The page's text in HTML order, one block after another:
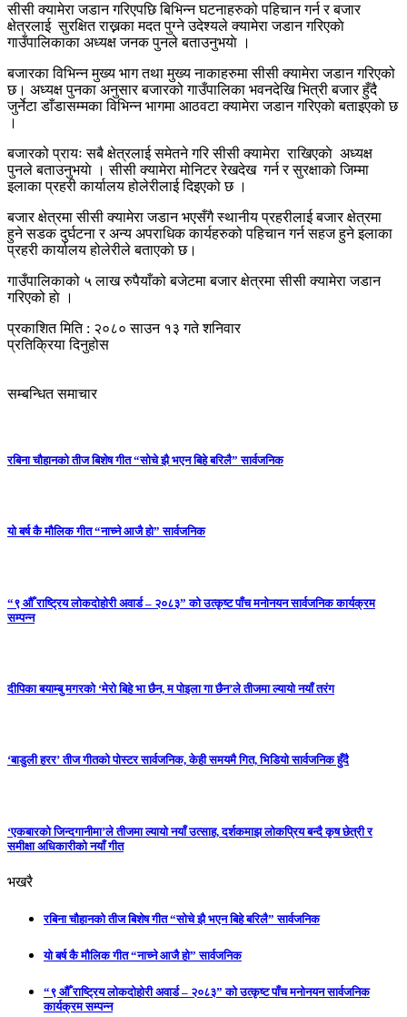
सीसी क्यामेरा जडान गरिएपछि बिभिन्न घटनाहरुको पहिचान गर्न र बजार
क्षेत्रलाई सुरक्षित राख्नका मदत पुग्ने उदेश्यले क्यामेरा जडान गरिएकाे
गाउँपालिकाका अध्यक्ष जनक पुनले बताउनुभयाे ।
बजारका विभिन्न मुख्य भाग तथा मुख्य नाकाहरुमा सीसी क्यामेरा जडान गरिएको
छ। अध्यक्ष पुनका अनुसार बजारको गाउँपालिका भवनदेखि भित्री बजार हुँदै
जुर्नेटा डाँडासम्मका विभिन्न भागमा आठवटा क्यामेरा जडान गरिएकाे बताइएकाे छ
।
बजारको प्रायः सबै क्षेत्रलाई समेतने गरि सीसी क्यामेरा राखिएकाे अध्यक्ष
पुनले बताउनुभयाे । सीसी क्यामेरा मोनिटर रेखदेख गर्न र सुरक्षाको जिम्मा
इलाका प्रहरी कार्यालय होलेरीलाई दिइएको छ ।
बजार क्षेत्रमा सीसी क्यामेरा जडान भएसँगै स्थानीय प्रहरीलाई बजार क्षेत्रमा
हुने सडक दुर्घटना र अन्य अपराधिक कार्यहरुको पहिचान गर्न सहज हुने इलाका
प्रहरी कार्यालय होलेरीले बताएकाे छ।
गाउँपालिकाको ५ लाख रुपैयाँको बजेटमा बजार क्षेत्रमा सीसी क्यामेरा जडान
गरिएको हाे ।
प्रकाशित मिति : २०८० साउन १३ गते शनिवार
प्रतिक्रिया दिनुहोस
सम्बन्धित समाचार
रबिना चौहानको तीज बिशेष गीत “सोचे झै भएन बिहे बरिलै” सार्वजनिक
यो बर्ष कै मौलिक गीत “नाच्ने आजै हो” सार्वजनिक
“९ औँ राष्ट्रिय लोकदोहोरी अवार्ड – २०८३” को उत्कृष्ट पाँच मनोनयन सार्वजनिक कार्यक्रम
सम्पन्न
दीपिका बयाम्बु मगरको ‘मेरो बिहे भा छैन, म पोइला गा छैन’ले तीजमा ल्यायो नयाँ तरंग
‘बाडुली हरर’ तीज गीतको पोस्टर सार्वजनिक, केही समयमै गित, भिडियो सार्वजनिक हुँदै
‘एकबारको जिन्दगानीमा’ले तीजमा ल्यायो नयाँ उत्साह, दर्शकमाझ लोकप्रिय बन्दै कृष छेत्री र
समीक्षा अधिकारीको नयाँ गीत
भखरै
रबिना चौहानको तीज बिशेष गीत “सोचे झै भएन बिहे बरिलै” सार्वजनिक
यो बर्ष कै मौलिक गीत “नाच्ने आजै हो” सार्वजनिक
“९ औँ राष्ट्रिय लोकदोहोरी अवार्ड – २०८३” को उत्कृष्ट पाँच मनोनयन सार्वजनिक
कार्यक्रम सम्पन्न